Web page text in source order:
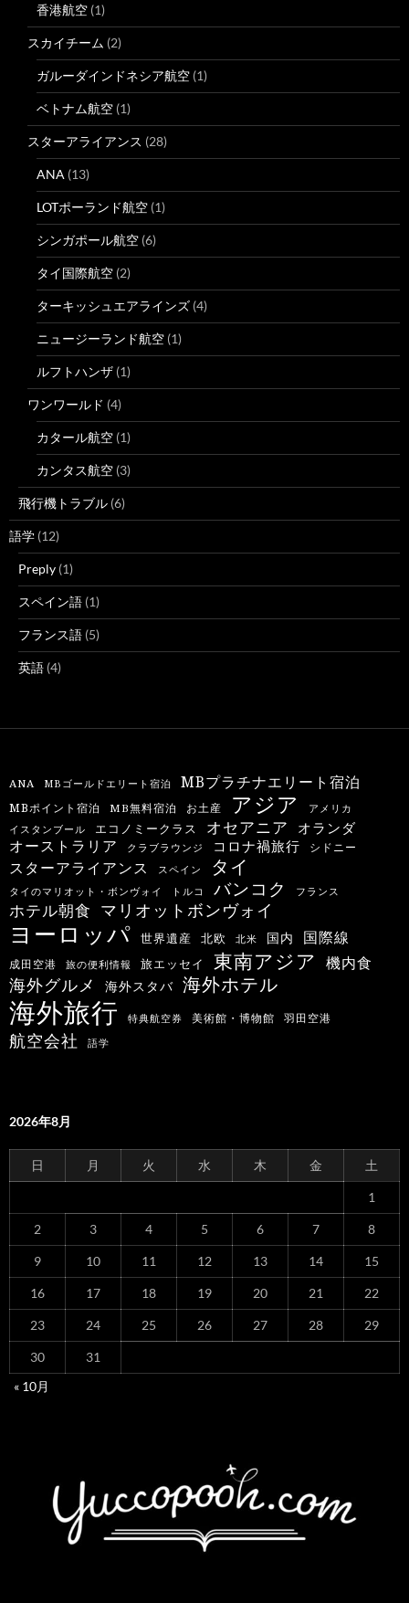
香港航空 (1)
スカイチーム (2)
ガルーダインドネシア航空 (1)
ベトナム航空 (1)
スターアライアンス (28)
ANA (13)
LOTポーランド航空 (1)
シンガポール航空 (6)
タイ国際航空 (2)
ターキッシュエアラインズ (4)
ニュージーランド航空 (1)
ルフトハンザ (1)
ワンワールド (4)
カタール航空 (1)
カンタス航空 (3)
飛行機トラブル (6)
語学 (12)
Preply (1)
スペイン語 (1)
フランス語 (5)
英語 (4)
ANA MBゴールドエリート宿泊 MBプラチナエリート宿泊
MBポイント宿泊 MB無料宿泊 お土産 アジア アメリカ
イスタンブール エコノミークラス オセアニア オランダ
オーストラリア クラブラウンジ コロナ禍旅行 シドニー
スターアライアンス スペイン タイ
タイのマリオット・ボンヴォイ トルコ バンコク フランス
ホテル朝食 マリオットボンヴォイ
ヨーロッパ 世界遺産 北欧 北米 国内 国際線
成田空港 旅の便利情報 旅エッセイ 東南アジア 機内食
海外グルメ 海外スタバ 海外ホテル
海外旅行 特典航空券 美術館・博物館 羽田空港
航空会社 語学
2026年8月
日 月 火 水 木 金 土
1
2 3 4 5 6 7 8
9 10 11 12 13 14 15
16 17 18 19 20 21 22
23 24 25 26 27 28 29
30
31
« 10月